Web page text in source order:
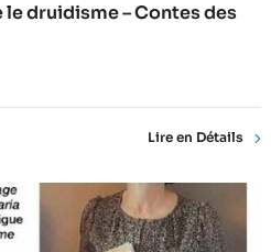
druidisme – Contes des
Lire en Détails